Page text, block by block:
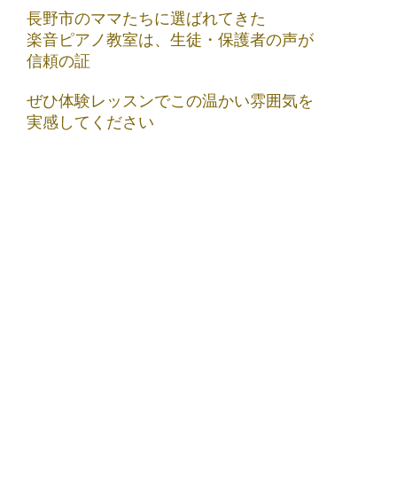
長野市のママたちに選ばれてきた
楽音ピアノ教室は、生徒・保護者の声が
信頼の証
ぜひ体験レッスンでこの温かい雰囲気を
実感してください